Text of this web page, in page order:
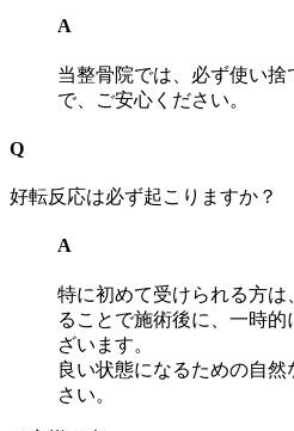
A
当整骨院では、必ず使い
で、ご安心ください。
Q
好転反応は必ず起こりますか？
A
特に初めて受けられる方
ることで施術後に、一時
ざいます。
良い状態になるための自
さい。